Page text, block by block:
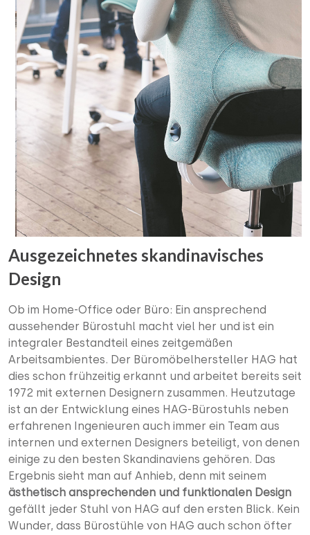
Ausgezeichnetes skandinavisches
Design
Ob im Home-Office oder Büro: Ein ansprechend
aussehender Bürostuhl macht viel her und ist ein
integraler Bestandteil eines zeitgemäßen
Arbeitsambientes. Der Büromöbelhersteller HAG hat
dies schon frühzeitig erkannt und arbeitet bereits seit
1972 mit externen Designern zusammen. Heutzutage
ist an der Entwicklung eines HAG-Bürostuhls neben
erfahrenen Ingenieuren auch immer ein Team aus
internen und externen Designers beteiligt, von denen
einige zu den besten Skandinaviens gehören. Das
Ergebnis sieht man auf Anhieb, denn mit seinem
ästhetisch ansprechenden und funktionalen Design
gefällt jeder Stuhl von HAG auf den ersten Blick. Kein
Wunder, dass Bürostühle von HAG auch schon öfter